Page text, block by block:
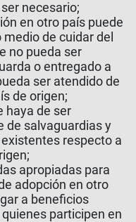
necesario;
en otro país puede
de cuidar del
no pueda ser
o entregado a
ser atendido de
de origen;
haya de ser
de salvaguardias y
respecto a
apropiadas para
adopción en otro
a beneficios
participen en